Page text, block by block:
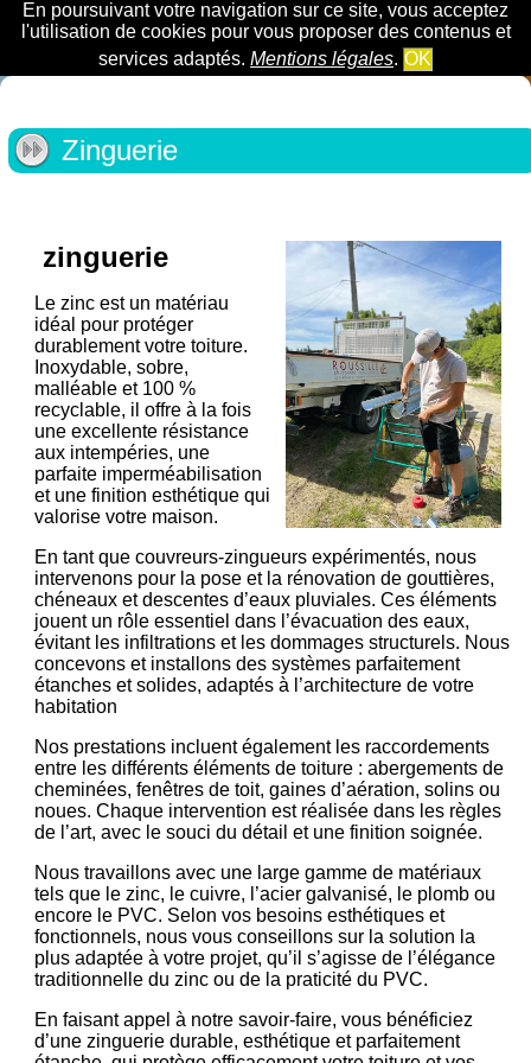
En poursuivant votre navigation sur ce site, vous acceptez
l'utilisation de cookies pour vous proposer des contenus et
services adaptés. Mentions légales. OK
Zinguerie
zinguerie
Le zinc est un matériau
idéal pour protéger
durablement votre toiture.
Inoxydable, sobre,
malléable et 100 %
recyclable, il offre à la fois
une excellente résistance
aux intempéries, une
parfaite imperméabilisation
et une finition esthétique qui
valorise votre maison.
En tant que couvreurs-zingueurs expérimentés, nous
intervenons pour la pose et la rénovation de gouttières,
chéneaux et descentes d’eaux pluviales. Ces éléments
jouent un rôle essentiel dans l’évacuation des eaux,
évitant les infiltrations et les dommages structurels. Nous
concevons et installons des systèmes parfaitement
étanches et solides, adaptés à l’architecture de votre
habitation
Nos prestations incluent également les raccordements
entre les différents éléments de toiture : abergements de
cheminées, fenêtres de toit, gaines d’aération, solins ou
noues. Chaque intervention est réalisée dans les règles
de l’art, avec le souci du détail et une finition soignée.
Nous travaillons avec une large gamme de matériaux
tels que le zinc, le cuivre, l’acier galvanisé, le plomb ou
encore le PVC. Selon vos besoins esthétiques et
fonctionnels, nous vous conseillons sur la solution la
plus adaptée à votre projet, qu’il s’agisse de l’élégance
traditionnelle du zinc ou de la praticité du PVC.
En faisant appel à notre savoir-faire, vous bénéficiez
d’une zinguerie durable, esthétique et parfaitement